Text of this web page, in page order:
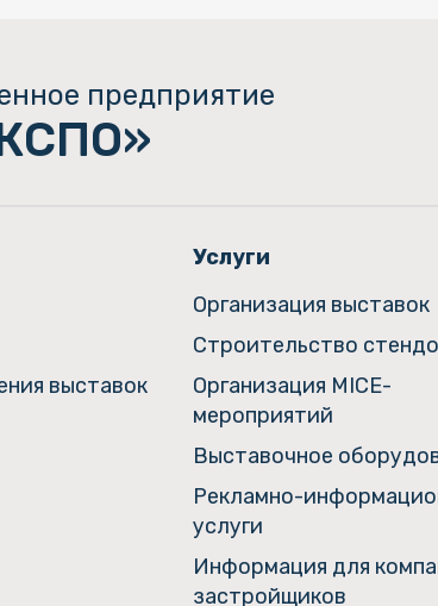
предприятие
выставок
Услуги
Организация выставок
Строительство
Организация MICE-
мероприятий
Выставочное
Рекламно-
услуги
Информация для
застройщиков